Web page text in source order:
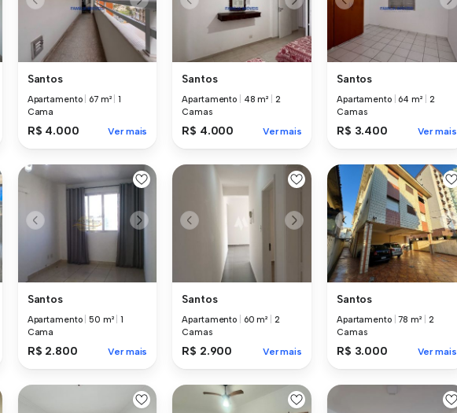
Santos
Apartamento 67 m² |1
Cama
R$ 4.000 Ver mais
Santos
Apartamento 48 m²
2
Camas
R$ 4.000 Ver mais
Santos
Apartamento 64 m²
2
Camas
R$ 3.400 Ver mais
Santos
Apartamento |50 m² |1
Cama
R$ 2.800 Ver mais
Santos
Apartamento 60 m²
2
Camas
R$ 2.900 Ver mais
Santos
Apartamento |78 m²
2
Camas
R$ 3.000 Ver mais